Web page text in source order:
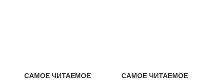
САМОЕ ЧИТАЕМОЕ
САМОЕ ЧИТАЕМОЕ